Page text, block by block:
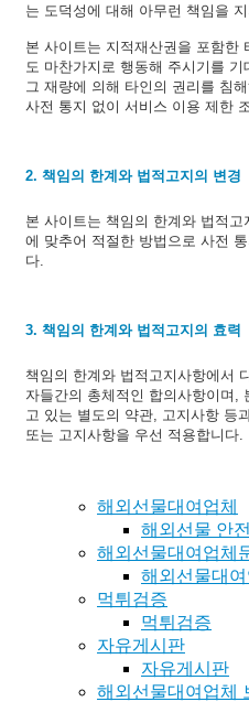
는 도덕성에 대해 아무런 책임을
본 사이트는 지적재산권을 포함한
도 마찬가지로 행동해 주시기를
그 재량에 의해 타인의 권리를 침
사전 통지 없이 서비스 이용 제한
2. 책임의 한계와 법적고지의 변경
본 사이트는 책임의 한계와 법적
에 맞추어 적절한 방법으로 사전
다.
3. 책임의 한계와 법적고지의 효력
책임의 한계와 법적고지사항에서
자들간의 총체적인 합의사항이며,
고 있는 별도의 약관, 고지사항 등
또는 고지사항을 우선 적용합니다.
해외선물대여업체
해외선물 안
해외선물대여업체
해외선물대여
먹튀검증
먹튀검증
자유게시판
자유게시판
해외선물대여업체